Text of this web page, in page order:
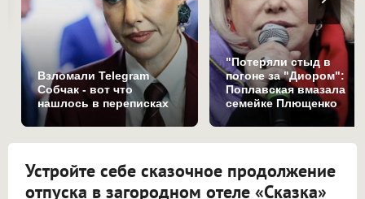
Взломали Telegram
Собчак - вот что
нашлось в переписках
"Потеряли стыд в
погоне за "Диором":
Поплавская вмазала
семейке Плющенко
Устройте себе сказочное продолжение
отпуска в загородном отеле «Сказка»